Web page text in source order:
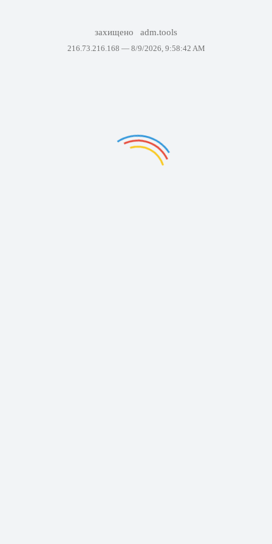
захищено adm.tools
216.73.216.168 — 8/9/2026, 9:58:42 AM